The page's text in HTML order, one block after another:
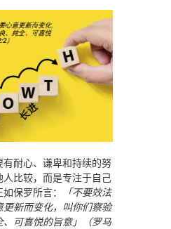
耐心、谦卑和持续的努
比较，而是专注于自己
保罗所言：
「不要效法
新而变化，叫你们察验
、可喜悦的旨意」（罗马